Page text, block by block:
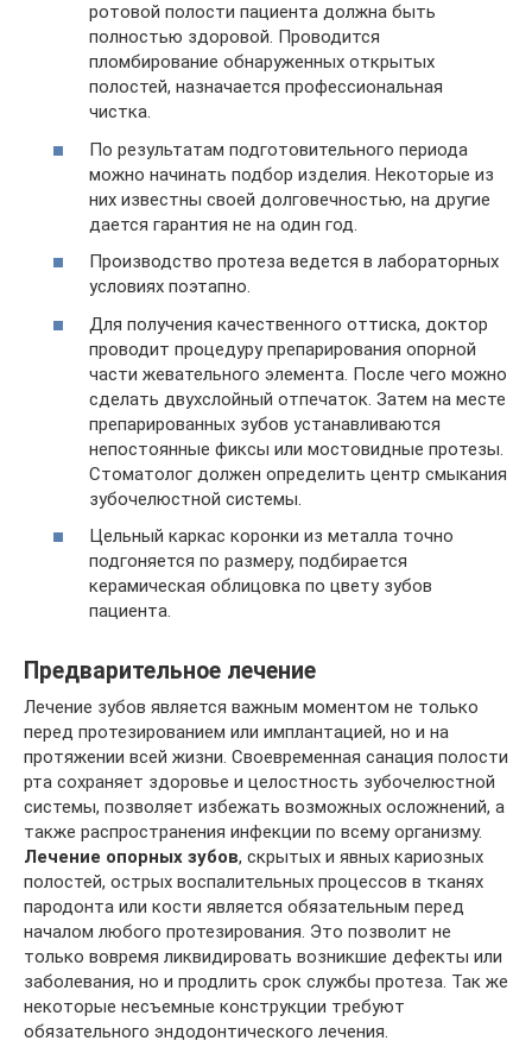
ротовой полости пациента должна быть
полностью здоровой. Проводится
пломбирование обнаруженных открытых
полостей, назначается профессиональная
чистка.
По результатам подготовительного периода
можно начинать подбор изделия. Некоторые из
них известны своей долговечностью, на другие
дается гарантия не на один год.
Производство протеза ведется в лабораторных
условиях поэтапно.
Для получения качественного оттиска, доктор
проводит процедуру препарирования опорной
части жевательного элемента. После чего можно
сделать двухслойный отпечаток. Затем на месте
препарированных зубов устанавливаются
непостоянные фиксы или мостовидные протезы.
Стоматолог должен определить центр смыкания
зубочелюстной системы.
Цельный каркас коронки из металла точно
подгоняется по размеру, подбирается
керамическая облицовка по цвету зубов
пациента.
Предварительное лечение
Лечение зубов является важным моментом не только
перед протезированием или имплантацией, но и на
протяжении всей жизни. Своевременная санация полости
рта сохраняет здоровье и целостность зубочелюстной
системы, позволяет избежать возможных осложнений, а
также распространения инфекции по всему организму.
Лечение опорных зубов, скрытых и явных кариозных
полостей, острых воспалительных процессов в тканях
пародонта или кости является обязательным перед
началом любого протезирования. Это позволит не
только вовремя ликвидировать возникшие дефекты или
заболевания, но и продлить срок службы протеза. Так же
некоторые несъемные конструкции требуют
обязательного эндодонтического лечения.